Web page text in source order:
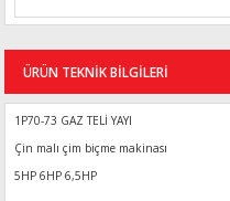
ÜRÜN TEKNİK BİLGİLERİ
1P70-73 GAZ TELİ YAYI
Çin malı çim biçme makinası
5HP 6HP 6,5HP